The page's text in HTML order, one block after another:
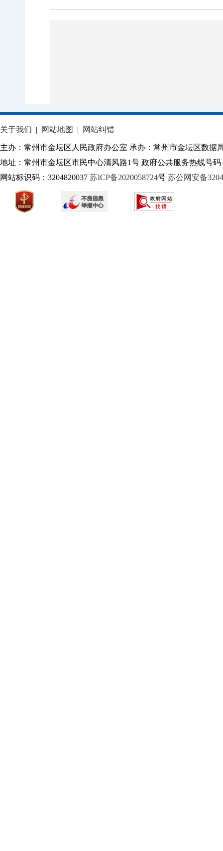
关于我们 | 网站地图 | 网站纠错
主办：常州市金坛区人民政府办公室 承办：常州市金坛区数据
地址：常州市金坛区市民中心清风路1号 政府公共服务热线号码
网站标识码：3204820037 苏ICP备2020058724号 苏公网安备